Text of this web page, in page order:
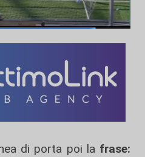
di porta poi la frase: